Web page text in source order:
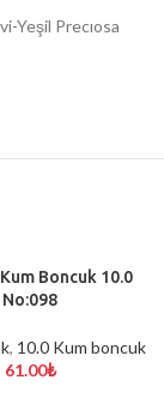
Yeşil Precıosa
Boncuk 10.0
No:098
, 10.0 Kum boncuk
61.00₺